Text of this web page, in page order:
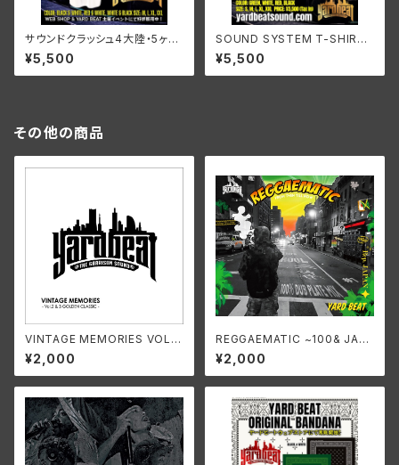
サウンドクラッシュ4大陸・5ヶ国
制覇記念GRAND SLAM Tシャ
ツ - WHITE
¥5,500
SOUND SYSTEM T-SHIRT
YARDBEAT X RIDDIM CLOT
HING [BLACK]
¥5,500
その他の商品
VINTAGE MEMORIES VOL.2
& 3 ~GOLDEN CLASSIC~(2
枚組CD)
¥2,000
REGGAEMATIC ~100& JAM
AICAN DUB PLATE MIX~
¥2,000